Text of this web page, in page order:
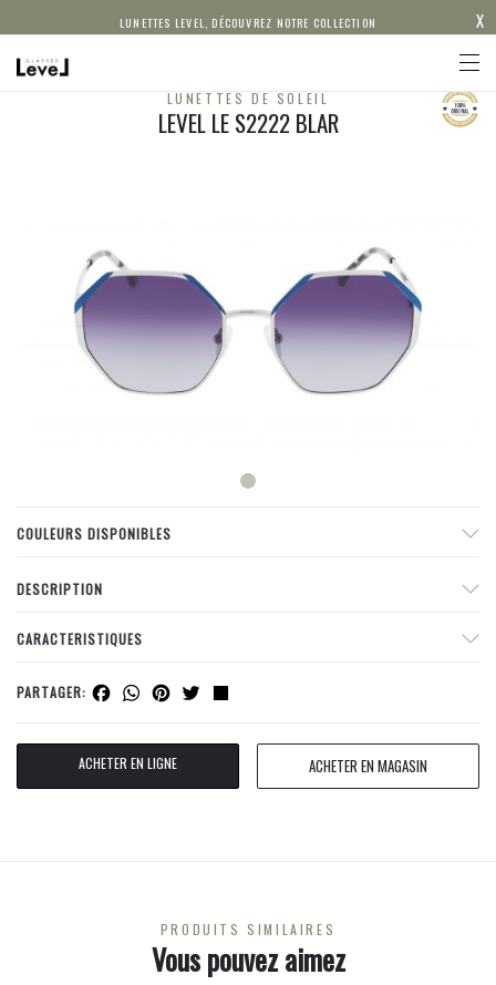
LUNETTES LEVEL, DÉCOUVREZ NOTRE COLLECTION X
LUNETTES DE SOLEIL
LEVEL LE S2222 BLAR
COULEURS DISPONIBLES
DESCRIPTION
CARACTERISTIQUES
PARTAGER: Facebook
WhatsApp
Pinterest
Twitter
ACHETER EN LIGNE ACHETER EN MAGASIN
PRODUITS SIMILAIRES
Vous pouvez aimez